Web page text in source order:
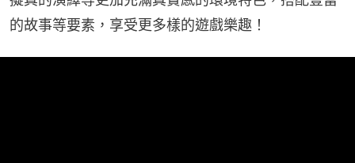
的故事等要素，享受更多樣的遊戲樂趣！